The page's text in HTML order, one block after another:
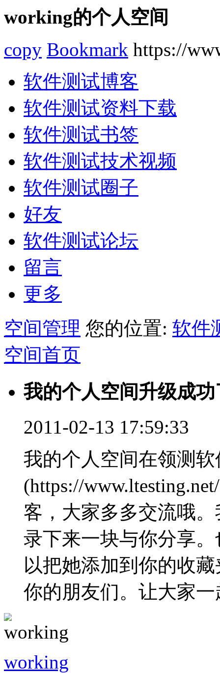
working的个人空间
copy Bookmark https://
软件测试博客
软件测试资料下载
软件测试书签
软件测试技术视频
软件测试圈子
好友
软件测试论坛
留言
更多
空间管理 您的位置: 软件
空间首页
我的个人空间升级成功
2011-02-13 17:59:33
我的个人空间在领测
(https://
客，大家多多交流哦
录下来一块与你分享
以把她添加到你的收
你的朋友们。让大家
working